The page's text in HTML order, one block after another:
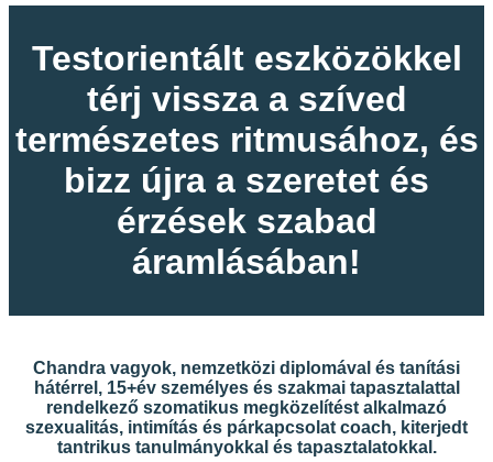
Testorientált eszközökkel
térj vissza a szíved
természetes ritmusához, és
bizz újra a szeretet és
érzések szabad
áramlásában!
Chandra vagyok, nemzetközi diplomával és tanítási
hátérrel, 15+év személyes és szakmai tapasztalattal
rendelkező szomatikus megközelítést alkalmazó
szexualitás, intimítás és párkapcsolat coach, kiterjedt
tantrikus tanulmányokkal és tapasztalatokkal.